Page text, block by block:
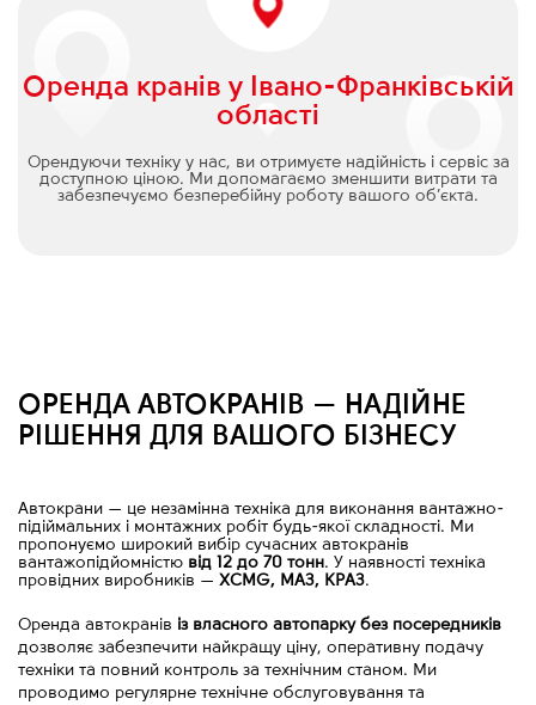
Оренда кранів у Івано-Франківській
області
Орендуючи техніку у нас, ви отримуєте надійність і сервіс за
доступною ціною. Ми допомагаємо зменшити витрати та
забезпечуємо безперебійну роботу вашого об’єкта.
ОРЕНДА АВТОКРАНІВ — НАДІЙНЕ
РІШЕННЯ ДЛЯ ВАШОГО БІЗНЕСУ
Автокрани — це незамінна техніка для виконання вантажно-
підіймальних і монтажних робіт будь-якої складності. Ми
пропонуємо широкий вибір сучасних автокранів
вантажопідйомністю від 12 до 70 тонн. У наявності техніка
провідних виробників — XCMG, МАЗ, КРАЗ.
Оренда автокранів із власного автопарку без посередників
дозволяє забезпечити найкращу ціну, оперативну подачу
техніки та повний контроль за технічним станом. Ми
проводимо регулярне технічне обслуговування та